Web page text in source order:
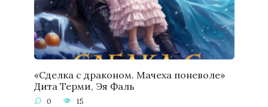
«Сделка с драконом. Мачеха поневоле»
Дита Терми, Эя Фаль
0 15